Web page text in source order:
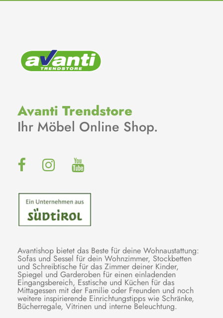
Avanti Trendstore
Ihr Möbel Online Shop.
Avantishop bietet das Beste für deine Wohnaustattung:
Sofas und Sessel für dein Wohnzimmer, Stockbetten
und Schreibtische für das Zimmer deiner Kinder,
Spiegel und Garderoben für einen einladenden
Eingangsbereich, Esstische und Küchen für das
Mittagessen mit der Familie oder Freunden und noch
weitere inspirierende Einrichtungstipps wie Schränke,
Bücherregale, Vitrinen und interne Beleuchtung.